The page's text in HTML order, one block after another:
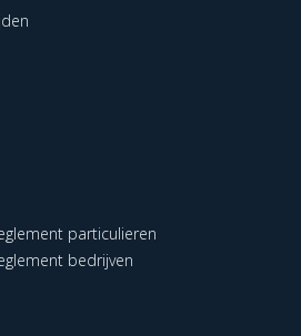
particulieren
bedrijven